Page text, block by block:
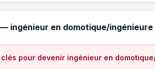
ingénieur en domotique/
pour devenir ingénieur en